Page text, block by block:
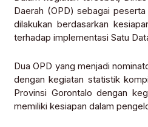
Daerah (OPD) sebagai
dilakukan berdasarkan
terhadap implementasi Satu
Dua OPD yang menjadi
dengan kegiatan statistik
Provinsi Gorontalo dengan
memiliki kesiapan dalam